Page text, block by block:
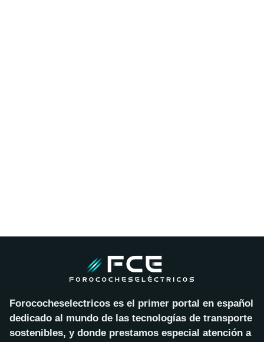
Forococheselectricos es el primer portal en español
dedicado al mundo de las tecnologías de transporte
sostenibles, y donde prestamos especial atención a